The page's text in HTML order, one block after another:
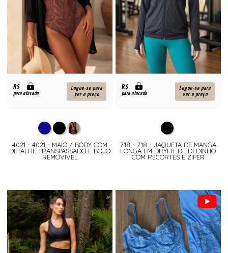
R$
para atacado
Logue-se para
ver o preço
4021 - 4021 - MAIO / BODY COM
DETALHE TRANSPASSADO E BOJO
REMOVIVEL
R$
para atacado
Logue-se para
ver o preço
718 - 718 - JAQUETA DE MANGA
LONGA EM DRYFIT DE DEDINHO
COM RECORTES E ZIPER